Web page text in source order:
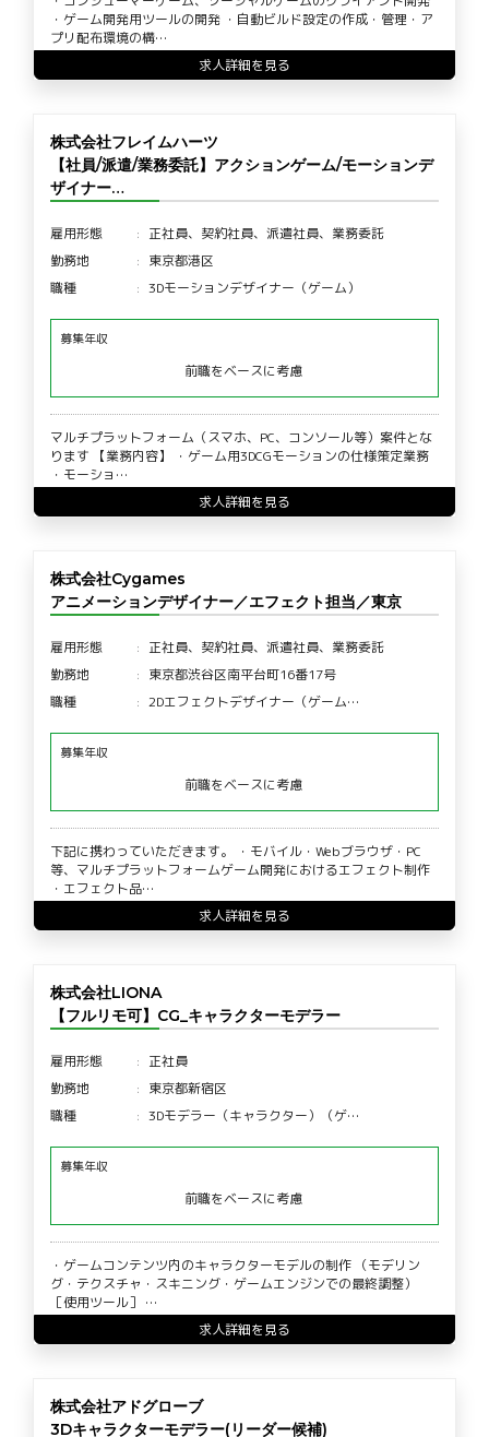
・ゲーム開発用ツールの開発 ・自動ビルド設定の作成・管理・ア
プリ配布環境の構…
求人詳細を見る
株式会社フレイムハーツ
【社員/派遣/業務委託】アクションゲーム/モーションデ
ザイナー…
雇用形態
正社員、契約社員、派遣社員、業務委託
勤務地
東京都港区
職種
3Dモーションデザイナー（ゲーム）
募集年収
前職をベースに考慮
マルチプラットフォーム（スマホ、PC、コンソール等）案件とな
ります 【業務内容】 ・ゲーム用3DCGモーションの仕様策定業務
・モーショ…
求人詳細を見る
株式会社Cygames
アニメーションデザイナー／エフェクト担当／東京
雇用形態
正社員、契約社員、派遣社員、業務委託
勤務地
東京都渋谷区南平台町16番17号
職種
2Dエフェクトデザイナー（ゲーム…
募集年収
前職をベースに考慮
下記に携わっていただきます。 ・モバイル・Webブラウザ・PC
等、マルチプラットフォームゲーム開発におけるエフェクト制作
・エフェクト品…
求人詳細を見る
株式会社LIONA
【フルリモ可】CG_キャラクターモデラー
雇用形態
正社員
勤務地
東京都新宿区
職種
3Dモデラー（キャラクター）（ゲ…
募集年収
前職をベースに考慮
・ゲームコンテンツ内のキャラクターモデルの制作 （モデリン
グ・テクスチャ・スキニング・ゲームエンジンでの最終調整）
［使用ツール］ …
求人詳細を見る
株式会社アドグローブ
3Dキャラクターモデラー(リーダー候補)